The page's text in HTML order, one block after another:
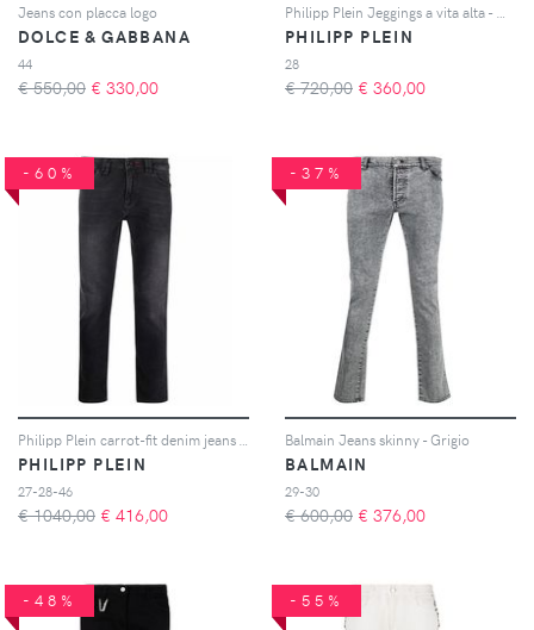
Jeans con placca logo
DOLCE & GABBANA
44
€ 550,00 € 330,00
PHILIPP PLEIN
28
€ 720,00 € 360,00
-60%
PHILIPP PLEIN
27-28-46
€ 1040,00 € 416,00
-37%
Balmain Jeans skinny - Grigio
BALMAIN
29-30
€ 600,00 € 376,00
-48% -55%